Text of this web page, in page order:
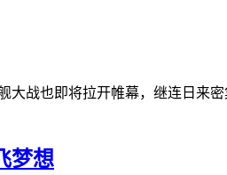
战也即将拉开帷幕，继连日来
梦想